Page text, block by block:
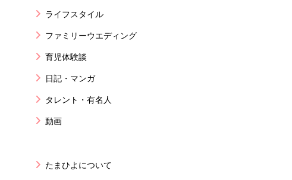
ライフスタイル
ファミリーウエディング
育児体験談
日記・マンガ
タレント・有名人
動画
たまひよについて